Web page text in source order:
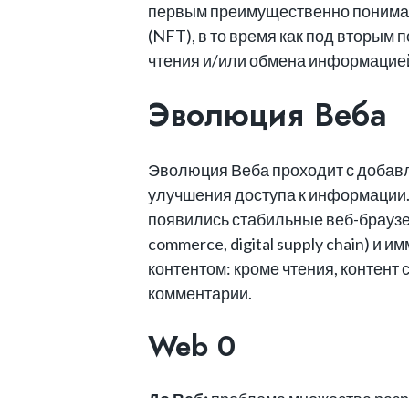
первым преимущественно
(NFT), в то время как под вторым
чтения и/или обмена
Эволюция Веба
Эволюция Веба проходит с
улучшения доступа к
появились стабильные веб-
commerce, digital supply chain) и
контентом: кроме чтения,
комментарии.
Web 0